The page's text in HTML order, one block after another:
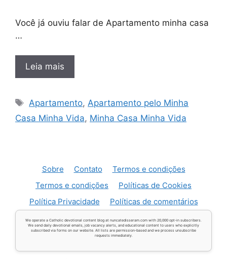
Você já ouviu falar de Apartamento minha casa
…
Leia mais
Tags
Apartamento, Apartamento pelo Minha
Casa Minha Vida, Minha Casa Minha Vida
Sobre Contato
Termos e condições
Termos e condições
Políticas de Cookies
Política Privacidade
Políticas de comentários
We operate a Catholic devotional content blog at nuncatedisseram.com with 20,000 opt-in subscribers.
We send daily devotional emails, job vacancy alerts, and educational content to users who explicitly
subscribed via forms on our website. All lists are permission-based and we process unsubscribe
requests immediately.